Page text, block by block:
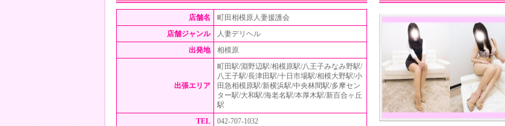
店舗名
町田相模原人妻援護会
店舗ジャンル
人妻デリヘル
出発地
相模原
出張エリア
町田駅/淵野辺駅/相模原駅/八王子みなみ野駅/
八王子駅/⻑津田駅/十日市場駅/相模大野駅/小
田急相模原駅/新横浜駅/中央林間駅/多摩セン
ター駅/大和駅/海老名駅/本厚木駅/新百合ヶ丘
駅
TEL
042-707-1032